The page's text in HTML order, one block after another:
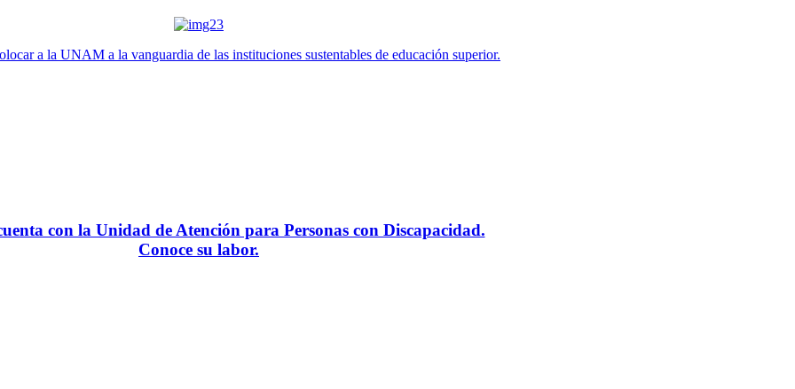
a la UNAM a la vanguardia de las instituciones sustentables de educación superior.
con la Unidad de Atención para Personas con Discapacidad.
Conoce su labor.